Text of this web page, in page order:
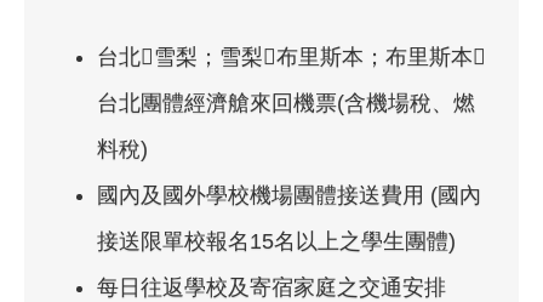
台北雪梨；雪梨布里斯本；布里斯本
台北團體經濟艙來回機票(含機場稅、燃
料稅)
國內及國外學校機場團體接送費用 (國內
接送限單校報名15名以上之學生團體)
每日往返學校及寄宿家庭之交通安排